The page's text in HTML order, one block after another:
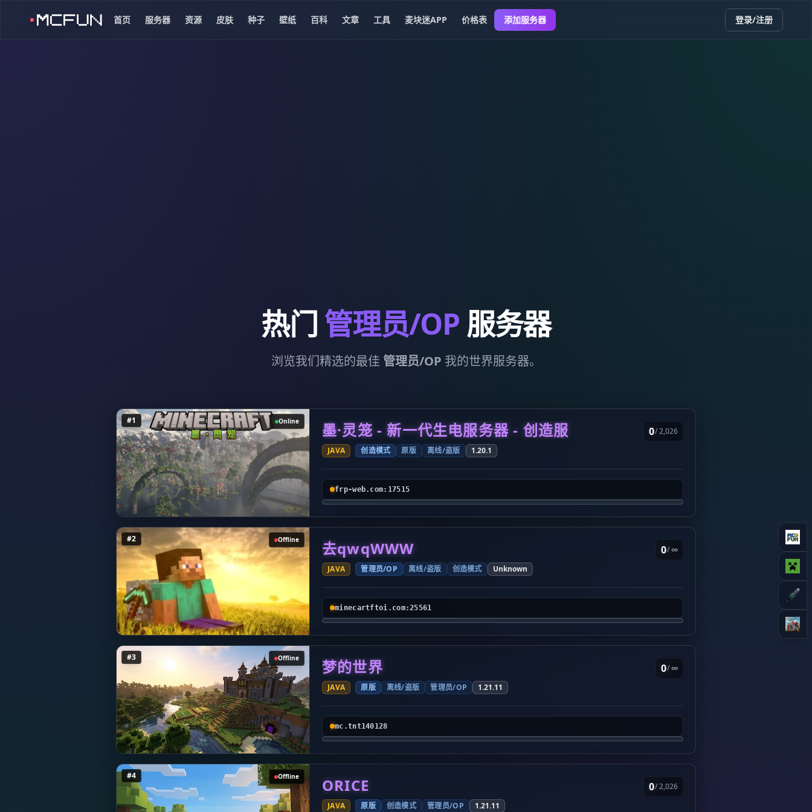
首页 服务器 资源 皮肤 种子 壁纸 百科 文章 工具 麦块迷APP 价格表 添加服务器 登录/注册
热门管理员/OP 服务器
浏览我们精选的最佳 管理员/OP 我的世界服务器。
#1 Online 墨·灵笼 - 新一代生电服务器 - 创造服
JAVA 创造模式 原版 离线/盗版 1.20.1
0/ 2,026
frp-web.com:17515
#2 Offline 去qwqWWW
JAVA 管理员/OP 离线/盗版 创造模式 Unknown
0/ ∞
minecartftoi.com:25561
#3 Offline 梦的世界
JAVA 原版 离线/盗版 管理员/OP 1.21.11
0/ ∞
mc.tnt140128
#4 Offline ORICE
JAVA 原版 创造模式 管理员/OP 1.21.11
0/ 2,026